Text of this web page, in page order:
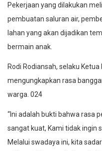
Pekerjaan yang dilakukan
pembuatan saluran air,
lahan yang akan dijadikan
bermain anak.
Rodi Rodiansah, selaku
mengungkapkan rasa
warga. 024
“Ini adalah bukti bahwa rasa
sangat kuat, Kami tidak ingin
Melalui swadaya ini, kita